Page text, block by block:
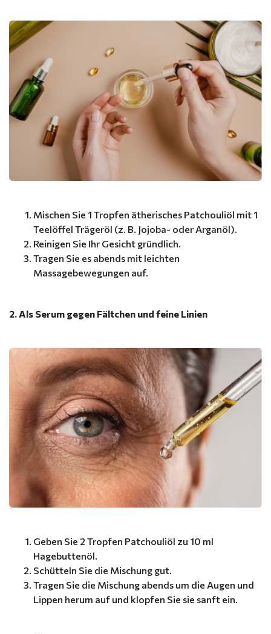
Mischen Sie 1 Tropfen ätherisches Patchouliöl mit 1
Teelöffel Trägeröl (z. B. Jojoba- oder Arganöl).
Reinigen Sie Ihr Gesicht gründlich.
Tragen Sie es abends mit leichten
Massagebewegungen auf.
2. Als Serum gegen Fältchen und feine Linien
Geben Sie 2 Tropfen Patchouliöl zu 10 ml
Hagebuttenöl.
Schütteln Sie die Mischung gut.
Tragen Sie die Mischung abends um die Augen und
Lippen herum auf und klopfen Sie sie sanft ein.